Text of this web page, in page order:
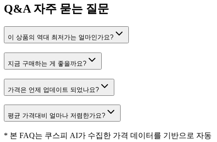
Q&A자주 묻는 질문
이 상품의 역대 최저가는 얼마인가요?
지금 구매하는 게 좋을까요?
가격은 언제 업데이트 되었나요?
평균 가격대비 얼마나 저렴한가요?
* 본 FAQ는 쿠스피 AI가 수집한 가격 데이터를 기반으로 자동